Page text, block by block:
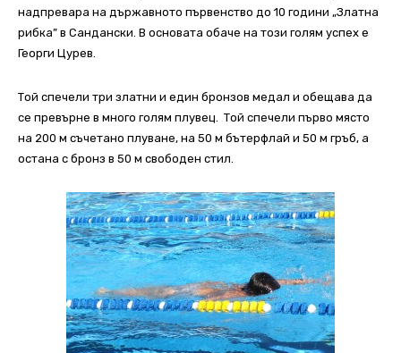
надпревара на държавното първенство до 10 години „Златна
рибка” в Сандански. В основата обаче на този голям успех е
Георги Цурев.
Той спечели три златни и един бронзов медал и обещава да
се превърне в много голям плувец. Той спечели първо място
на 200 м съчетано плуване, на 50 м бътерфлай и 50 м гръб, а
остана с бронз в 50 м свободен стил.